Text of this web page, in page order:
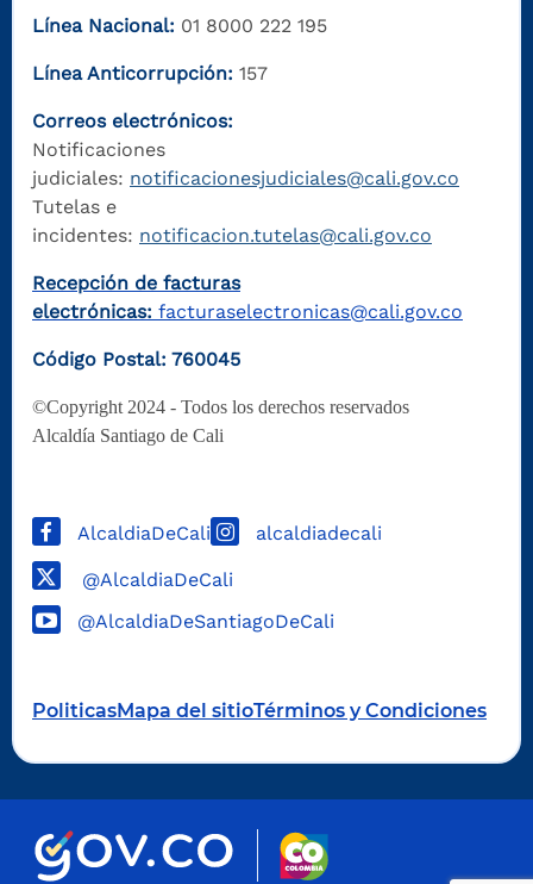
Línea Nacional: 01 8000 222 195
Línea Anticorrupción: 157
Correos electrónicos:
Notificaciones
judiciales: notificacionesjudiciales@cali.gov.co
Tutelas e
incidentes: notificacion.tutelas@cali.gov.co
Recepción de facturas
electrónicas: facturaselectronicas@cali.gov.co
Código Postal: 760045
©Copyright 2024 - Todos los derechos reservados
Alcaldía Santiago de Cali
AlcaldiaDeCali alcaldiadecali
@AlcaldiaDeCali
@AlcaldiaDeSantiagoDeCali
PoliticasMapa del sitioTérminos y Condiciones